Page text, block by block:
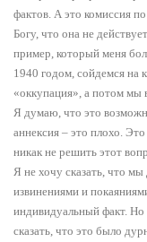
фактов. А это комиссия
Богу, что она не
пример, который меня
1940 годом, сойдемся на
«оккупация», а потом мы
Я думаю, что это
аннексия – это плохо.
никак не решить этот
Я не хочу сказать, что
извинениями и
индивидуальный факт. Но
сказать, что это было